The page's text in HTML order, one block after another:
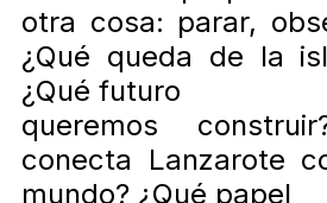
otra cosa: parar,
¿Qué queda de la
¿Qué futuro
queremos
conecta Lanzarote
mundo? ¿Qué papel